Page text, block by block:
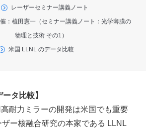
ピックアップ
光基礎・光源
光応用・アプリケーショ
レーザーセミナー講義ノート
：植田憲一（セミナー講義ノート：光学薄膜の
物理と技術 その1）
米国 LLNL のデータ比較
タ比較】
耐力ミラーの開発は米国でも重要
ー核融合研究の本家である LLNL